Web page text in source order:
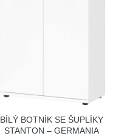
BÍLÝ BOTNÍK SE ŠUPLÍKY
STANTON – GERMANIA